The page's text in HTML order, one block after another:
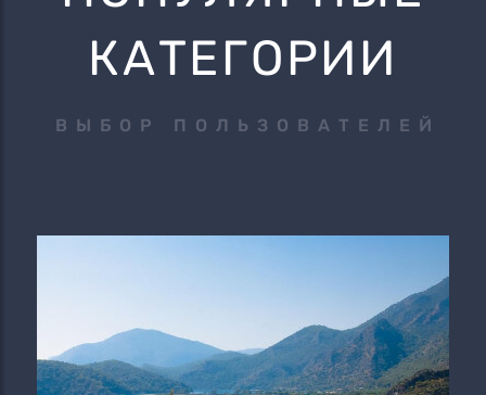
КАТЕГОРИИ
ВЫБОР ПОЛЬЗОВАТЕЛЕЙ